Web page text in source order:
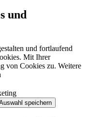
und
und fortlaufend
Mit Ihrer
von Cookies zu. Weitere
speichern